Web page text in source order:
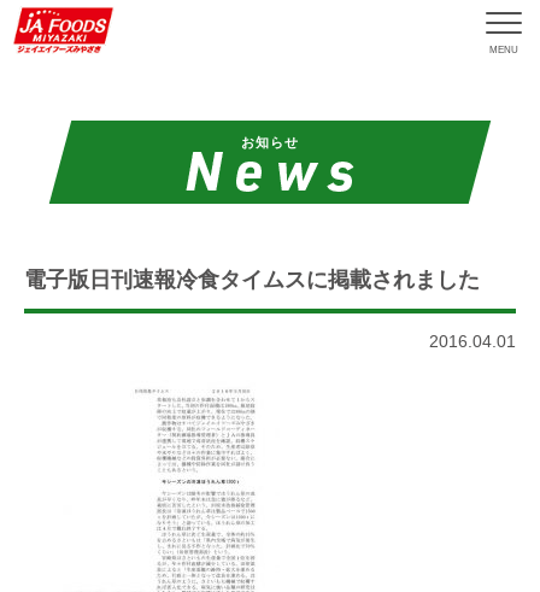
MENU
お知らせ
電子版日刊速報冷食タイムスに掲載されました
2016.04.01